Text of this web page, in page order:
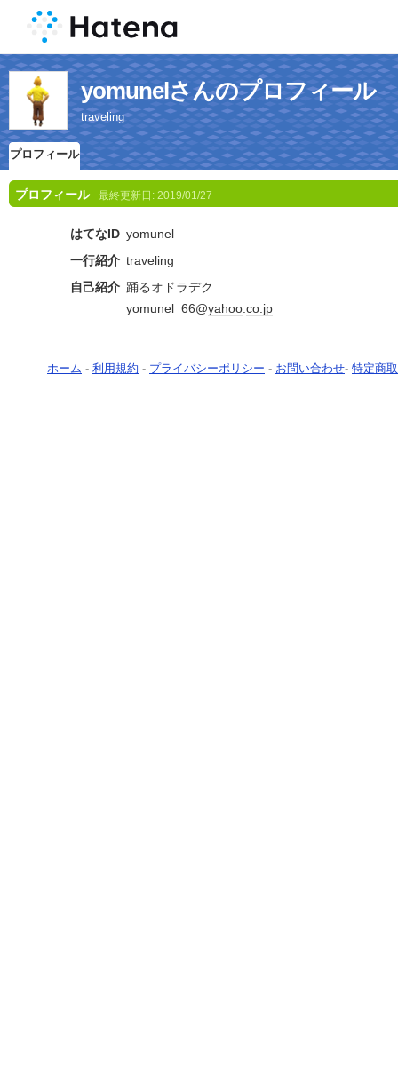
yomunelさんのプロフィール
traveling
プロフィール
プロフィール 最終更新日: 2019/01/27
はてなID yomunel
一行紹介 traveling
自己紹介 踊るオドラデク
yomunel_66@yahoo.co.jp
ホーム - 利用規約 - プライバシーポリシー - お問い合わせ- 特定商